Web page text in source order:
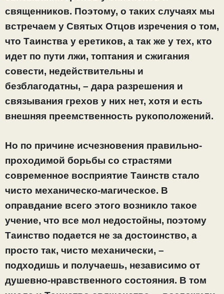
священников. Поэтому, о таких случаях мы
встречаем у Святых Отцов изречения о том,
что Таинства у еретиков, а так же у тех, кто
идет по пути лжи, топтания и сжигания
совести, недействительны и
безблагодатны, – дара разрешения и
связывания грехов у них нет, хотя и есть
внешняя преемственность рукоположений.
Но по причине исчезновения правильно-
проходимой борьбы со страстями
современное восприятие Таинств стало
чисто механическо-магическое. В
оправдание всего этого возникло такое
учение, что все мол недостойны, поэтому
Таинство подается не за достоинство, а
просто так, чисто механически, –
подходишь и получаешь, независимо от
душевно-нравственного состояния. В том